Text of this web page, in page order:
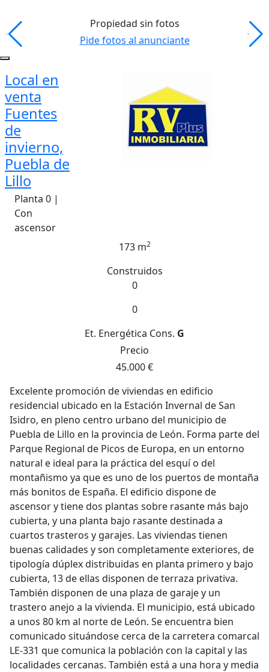
Propiedad sin fotos
Pide fotos al anunciante
Local en
venta
Fuentes
de
invierno,
Puebla de
Lillo
Planta 0 |
Con
ascensor
173 m2
Construidos
0
0
Et. Energética Cons. G
Precio
45.000 €
Excelente promoción de viviendas en edificio
residencial ubicado en la Estación Invernal de San
Isidro, en pleno centro urbano del municipio de
Puebla de Lillo en la provincia de León. Forma parte del
Parque Regional de Picos de Europa, en un entorno
natural e ideal para la práctica del esquí o del
montañismo ya que es uno de los puertos de montaña
más bonitos de España. El edificio dispone de
ascensor y tiene dos plantas sobre rasante más bajo
cubierta, y una planta bajo rasante destinada a
cuartos trasteros y garajes. Las viviendas tienen
buenas calidades y son completamente exteriores, de
tipología dúplex distribuidas en planta primero y bajo
cubierta, 13 de ellas disponen de terraza privativa.
También disponen de una plaza de garaje y un
trastero anejo a la vivienda. El municipio, está ubicado
a unos 80 km al norte de León. Se encuentra bien
comunicado situándose cerca de la carretera comarcal
LE-331 que comunica la población con la capital y las
localidades cercanas. También está a una hora y media